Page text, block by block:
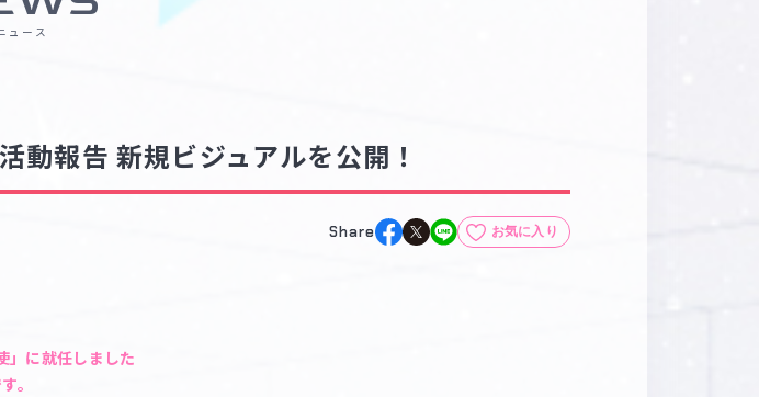
閲覧履歴・購入履歴
ュース
動報告 新規ビジュアルを公開！
Share お気に入り
」に就任しました
。